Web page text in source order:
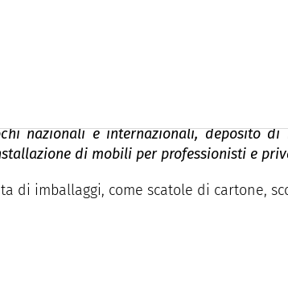
nazionali e internazionali, deposito
di mobili per professionisti e
di imballaggi, come scatole di cartone,